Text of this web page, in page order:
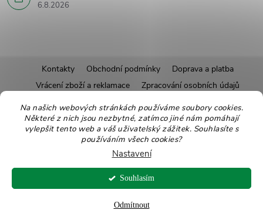
Na našich webových stránkách používáme soubory cookies.
Některé z nich jsou nezbytné, zatímco jiné nám pomáhají
vylepšit tento web a váš uživatelský zážitek. Souhlasíte s
používáním všech cookies?
Nastavení
Odmítnout
Souhlasím
6.8.2026
á
Kontakty Obchodní podmínky
Doprava a platba
Vrácení zboží a reklamace
Zpracování osobních údajů
Pravidla soutěží
Affiliate program
Recepty
Pro nové dodavatele
Ekologické balení Moje objednávka
Vytvořil Shoptet
Copyright 2026Zdravoslav. Všechna práva vyhrazena.Upravit nastavení
cookies